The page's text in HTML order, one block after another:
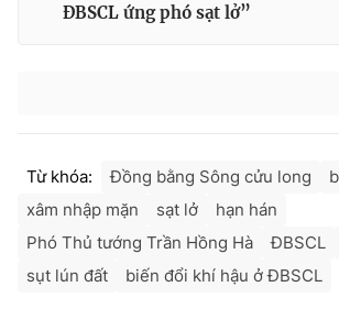
ĐBSCL ứng phó sạt lở”
Từ khóa: Đồng bằng Sông cửu long
xâm nhập mặn
sạt lở
hạn hán
Phó Thủ tướng Trần Hồng Hà
ĐBSCL
sụt lún đất
biến đổi khí hậu ở ĐBSCL